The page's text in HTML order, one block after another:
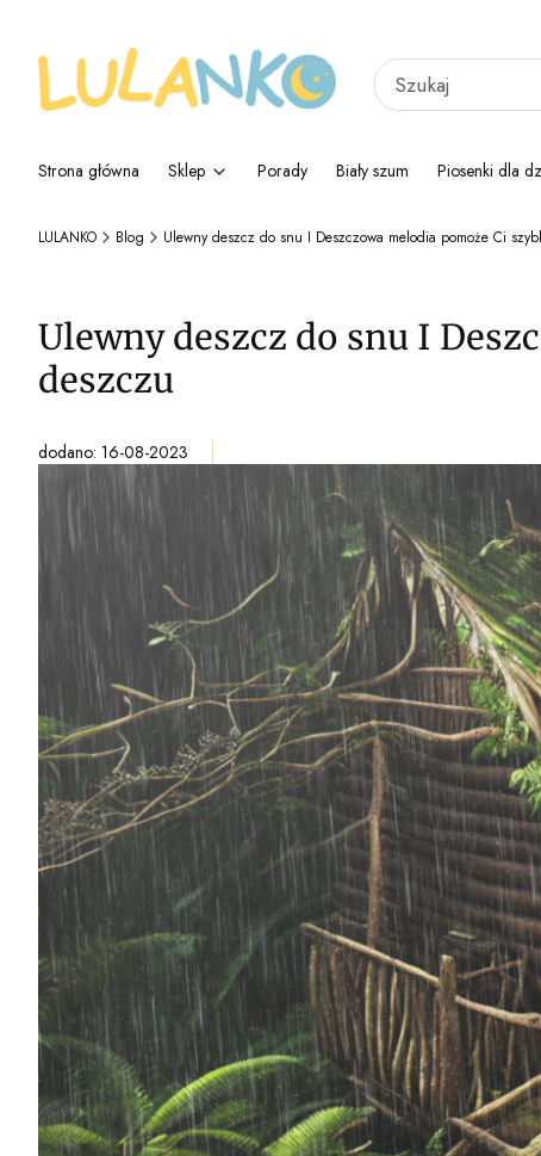
Strona główna Sklep Porady Biały szum Piosenki dla
LULANKO Blog Ulewny deszcz do snu I Deszczowa melodia pomoże Ci
Ulewny deszcz do snu I
deszczu
dodano: 16-08-2023